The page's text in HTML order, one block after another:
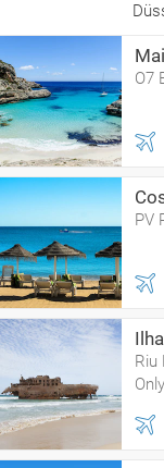
O7
PV
Riu
Only